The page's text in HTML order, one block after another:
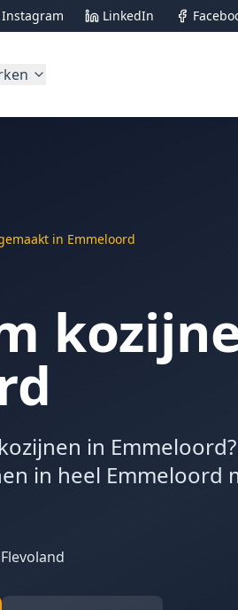
Instagram LinkedIn
in Emmeloord
in Emmeloord?
in heel Emmeloord